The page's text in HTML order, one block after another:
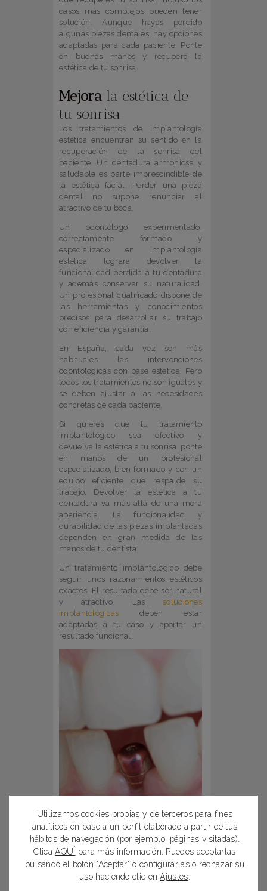
casos más complejos pueden tener
solución. Aunque hayas perdido
algunas piezas dentales, hay opciones
adaptadas para cada paciente. Ponte
en buenas manos y recupera la
estética de tu sonrisa.
Mejora la estética de
tu sonrisa
Los tratamientos de implantología
estética encuentran su sentido en la
recuperación de la sonrisa del
paciente. Un dentadura armoniosa y
saludable es parte imprescindible de
la estética facial. Perder una pieza
dental no supone renunciar al
atractivo de tu boca.
Un odontólogo experimentado,
correctamente formado y
especializado en implantología
estética logrará devolver la
funcionalidad perdida a tu dentadura
y además conservar su naturalidad.
Un profesional cualificado dispone de
las herramientas y conocimientos
precisos para desarrollar su trabajo
con eficiencia y garantía.
En España, cada vez son más
habituales las intervenciones
odontológicas con base estética. Pero
todos los tratamientos no son iguales y
se deben ajustar a las necesidades
concretas de cada paciente.
Si quieres que tu tratamiento
implantológico sea efectivo y
devuelva la estética a tu sonrisa, ponte
en manos de un profesional
especializado, bien formado y con un
equipo eficiente que respalde su
trabajo. Devolver la estética a tu
dentadura va más allá de una mera
apariencia. La funcionalidad y
durabilidad de las piezas implantadas
dependen en gran medida de las
manos de tu dentista.
Un tratamiento implantológico debe
seguir unos razonamientos estéticos
exactos. El resultado debe ser natural
y atractivo. Las soluciones
implantológicas deben estar
adaptadas a tu caso y aportar un
resultado funcional.
Principales
tratamientosque
Utilizamos cookies propias y de terceros para fines
analíticos en base a un perfil elaborado a partir de tus
hábitos de navegación (por ejemplo, páginas visitadas).
ClicaAQUÍ para más información. Puedes aceptarlas
pulsando el botón "Aceptar" o configurarlas o rechazar su
uso haciendo clic enAjustes